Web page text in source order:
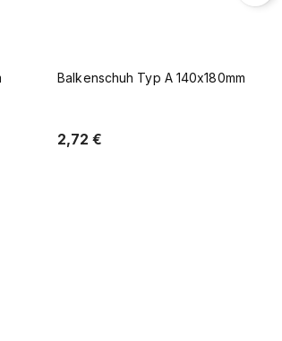
Balkenschuh Typ A 40x110 mm
1,30 €